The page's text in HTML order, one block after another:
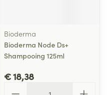
Bioderma
Bioderma Node Ds+
Shampooing 125ml
€ 18,38